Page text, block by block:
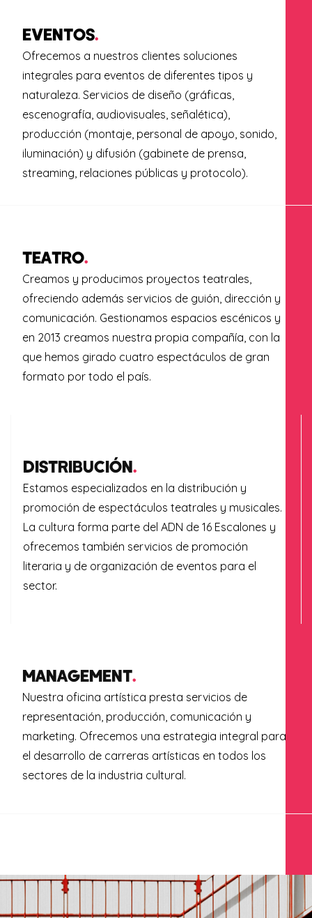
EVENTOS.
Ofrecemos a nuestros clientes soluciones
integrales para eventos de diferentes tipos y
naturaleza. Servicios de diseño (gráficas,
escenografía, audiovisuales, señalética),
producción (montaje, personal de apoyo, sonido,
iluminación) y difusión (gabinete de prensa,
streaming, relaciones públicas y protocolo).
TEATRO.
Creamos y producimos proyectos teatrales,
ofreciendo además servicios de guión, dirección y
comunicación. Gestionamos espacios escénicos y
en 2013 creamos nuestra propia compañía, con la
que hemos girado cuatro espectáculos de gran
formato por todo el país.
DISTRIBUCIÓN.
Estamos especializados en la distribución y
promoción de espectáculos teatrales y musicales.
La cultura forma parte del ADN de 16 Escalones y
ofrecemos también servicios de promoción
literaria y de organización de eventos para el
sector.
MANAGEMENT.
Nuestra oficina artística presta servicios de
representación, producción, comunicación y
marketing. Ofrecemos una estrategia integral para
el desarrollo de carreras artísticas en todos los
sectores de la industria cultural.